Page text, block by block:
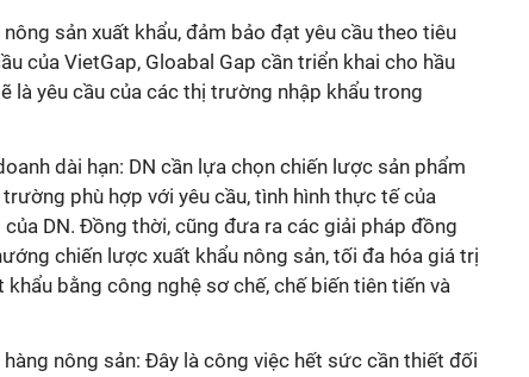
sản xuất khẩu, đảm bảo đạt yêu cầu theo tiêu
của VietGap, Gloabal Gap cần triển khai cho hầu
là yêu cầu của các thị trường nhập khẩu trong
dài hạn: DN cần lựa chọn chiến lược sản phẩm
phù hợp với yêu cầu, tình hình thực tế của
DN. Đồng thời, cũng đưa ra các giải pháp đồng
chiến lược xuất khẩu nông sản, tối đa hóa giá trị
bằng công nghệ sơ chế, chế biến tiên tiến và
nông sản: Đây là công việc hết sức cần thiết đối